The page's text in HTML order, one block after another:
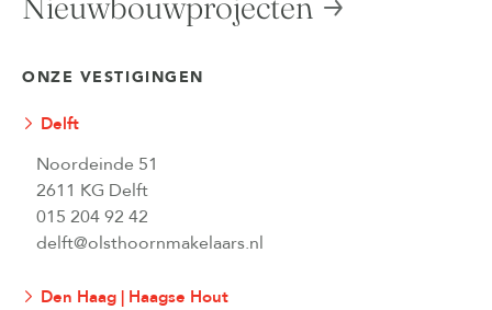
ONZE VESTIGINGEN
Delft
Noordeinde 51
2611 KG Delft
015 204 92 42
delft@olsthoornmakelaars.nl
Den Haag | Haagse Hout